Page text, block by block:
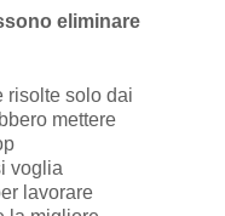
eliminare
risolte solo dai
mettere
voglia
lavorare